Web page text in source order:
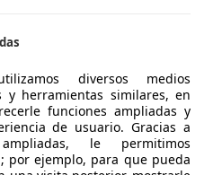
09/2004 123.123 km
diversos medios
y herramientas similares, en
funciones ampliadas y
de usuario. Gracias a
le permitimos
por ejemplo, para que pueda